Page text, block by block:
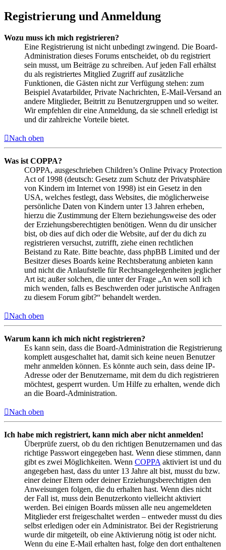
Registrierung und Anmeldung
Wozu muss ich mich registrieren?
Eine Registrierung ist nicht unbedingt zwingend. Die Board-
Administration dieses Forums entscheidet, ob du registriert
sein musst, um Beiträge zu schreiben. Auf jeden Fall erhältst
du als registriertes Mitglied Zugriff auf zusätzliche
Funktionen, die Gästen nicht zur Verfügung stehen: zum
Beispiel Avatarbilder, Private Nachrichten, E-Mail-Versand an
andere Mitglieder, Beitritt zu Benutzergruppen und so weiter.
Wir empfehlen dir eine Anmeldung, da sie schnell erledigt ist
und dir zahlreiche Vorteile bietet.
Nach oben
Was ist COPPA?
COPPA, ausgeschrieben Children’s Online Privacy Protection
Act of 1998 (deutsch: Gesetz zum Schutz der Privatsphäre
von Kindern im Internet von 1998) ist ein Gesetz in den
USA, welches festlegt, dass Websites, die möglicherweise
persönliche Daten von Kindern unter 13 Jahren erheben,
hierzu die Zustimmung der Eltern beziehungsweise des oder
der Erziehungsberechtigten benötigen. Wenn du dir unsicher
bist, ob dies auf dich oder die Website, auf der du dich zu
registrieren versuchst, zutrifft, ziehe einen rechtlichen
Beistand zu Rate. Bitte beachte, dass phpBB Limited und der
Besitzer dieses Boards keine Rechtsberatung anbieten kann
und nicht die Anlaufstelle für Rechtsangelegenheiten jeglicher
Art ist; außer solchen, die unter der Frage „An wen soll ich
mich wenden, falls es Beschwerden oder juristische Anfragen
zu diesem Forum gibt?“ behandelt werden.
Nach oben
Warum kann ich mich nicht registrieren?
Es kann sein, dass die Board-Administration die Registrierung
komplett ausgeschaltet hat, damit sich keine neuen Benutzer
mehr anmelden können. Es könnte auch sein, dass deine IP-
Adresse oder der Benutzername, mit dem du dich registrieren
möchtest, gesperrt wurden. Um Hilfe zu erhalten, wende dich
an die Board-Administration.
Nach oben
Ich habe mich registriert, kann mich aber nicht anmelden!
Überprüfe zuerst, ob du den richtigen Benutzernamen und das
richtige Passwort eingegeben hast. Wenn diese stimmen, dann
gibt es zwei Möglichkeiten. Wenn COPPA aktiviert ist und du
angegeben hast, dass du unter 13 Jahre alt bist, musst du bzw.
einer deiner Eltern oder deiner Erziehungsberechtigten den
Anweisungen folgen, die du erhalten hast. Wenn dies nicht
der Fall ist, muss dein Benutzerkonto vielleicht aktiviert
werden. Bei einigen Boards müssen alle neu angemeldeten
Mitglieder erst freigeschaltet werden – entweder musst du dies
selbst erledigen oder ein Administrator. Bei der Registrierung
wurde dir mitgeteilt, ob eine Aktivierung nötig ist oder nicht.
Wenn du eine E-Mail erhalten hast, folge den dort enthaltenen